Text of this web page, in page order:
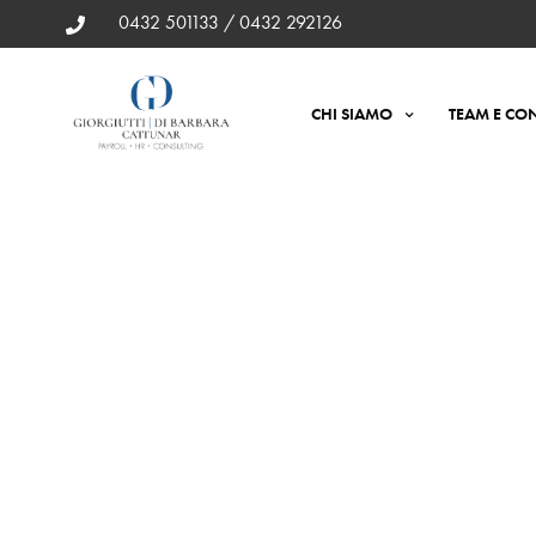
0432 501133 / 0432 292126
CHI SIAMO TEAM E